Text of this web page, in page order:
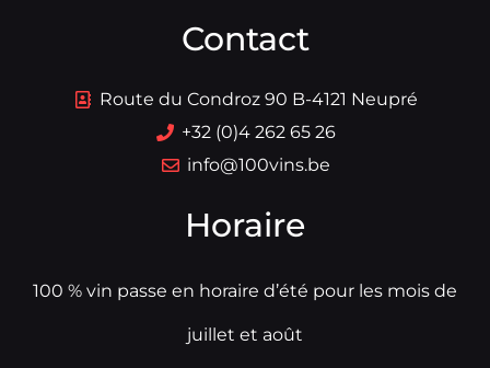
Contact
Route du Condroz 90 B-4121 Neupré
+32 (0)4 262 65 26
info@100vins.be
Horaire
100 % vin passe en horaire d’été pour les mois de
juillet et août